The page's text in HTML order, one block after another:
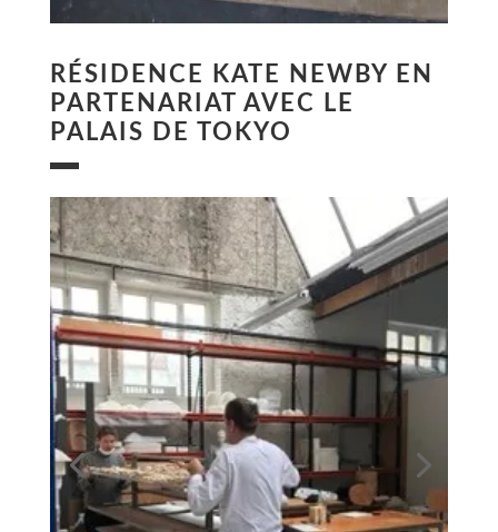
RÉSIDENCE KATE NEWBY EN
PARTENARIAT AVEC LE
PALAIS DE TOKYO